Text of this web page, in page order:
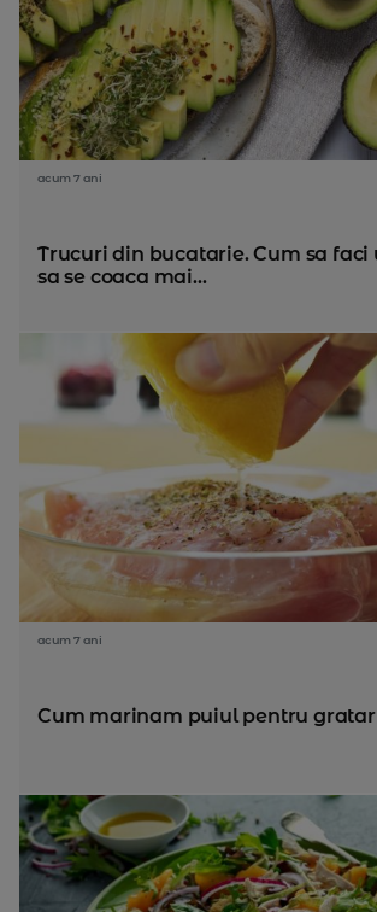
acum 7 ani
Trucuri din bucatarie. Cum sa faci
sa se coaca mai...
acum 7 ani
Cum marinam puiul pentru gratar